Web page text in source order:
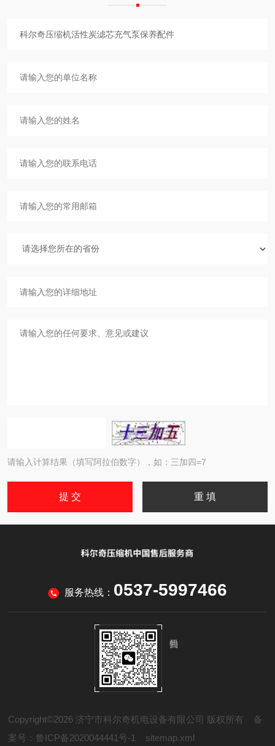
请输入计算结果（填写阿拉伯数字），如：三加四=7
服务热线： 0537-5997466
Copyright©2026 济宁市科尔奇机电设备有限公司 版权所有 备
案号：鲁ICP备2020044441号-1
sitemap.xml